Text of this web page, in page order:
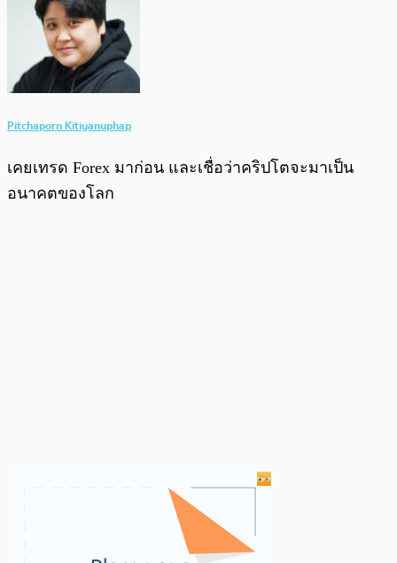
Pitchaporn Kitiyanuphap
เคยเทรด Forex มาก่อน และเชื่อว่าคริปโตจะมาเป็น
อนาคตของโลก